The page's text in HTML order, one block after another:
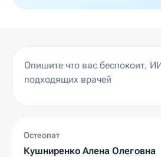
Остеопат
Кушниренко Алена Олеговна